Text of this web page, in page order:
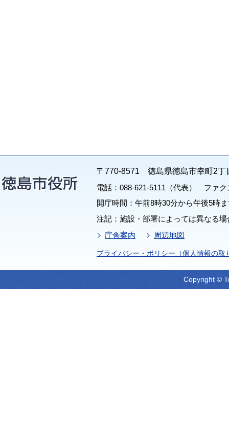
〒770-8571 徳島県徳島市幸町2丁
電話：088-621-5111（代表） ファク
開庁時間：午前8時30分から午後5時
注記：施設・部署によっては異なる
庁舎案内
周辺地図
プライバシー・ポリシー（個人情報の取
Copyright ©